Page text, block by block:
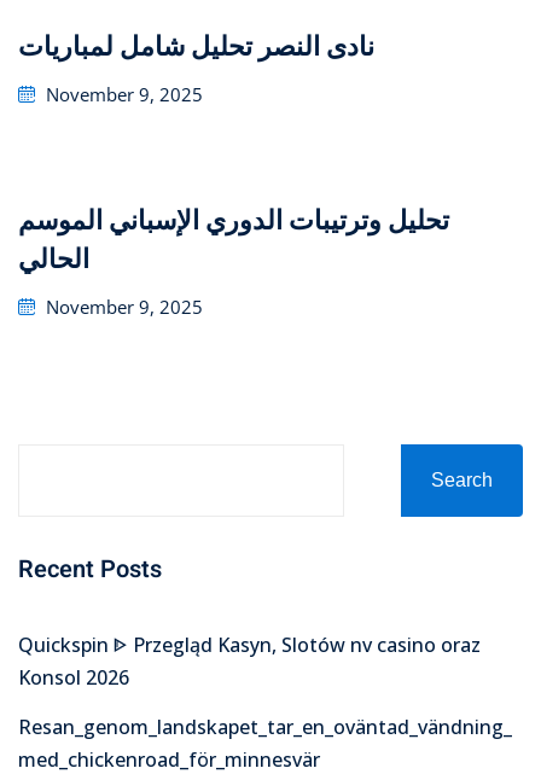
تحليل شامل لمباريات ‎نادى النصر
Posted
November 9, 2025
تحليل وترتيبات الدوري الإسباني الموسم
الحالي
Posted
November 9, 2025
Search
Recent Posts
Quickspin ᐈ Przegląd Kasyn, Slotów nv casino oraz
Konsol 2026
Resan_genom_landskapet_tar_en_oväntad_vändning_
med_chickenroad_för_minnesvär